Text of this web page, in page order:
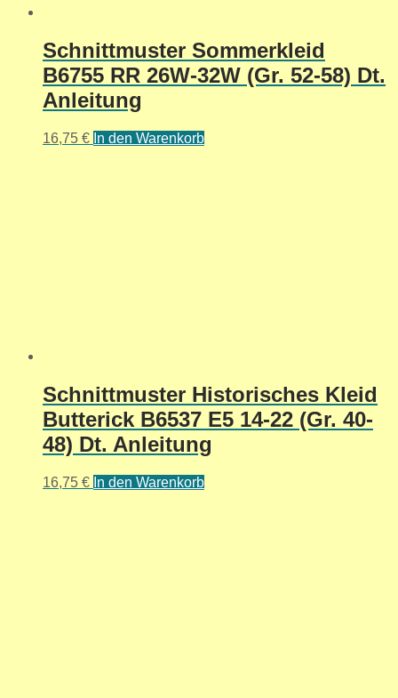
Schnittmuster Sommerkleid
B6755 RR 26W-32W (Gr. 52-58) Dt.
Anleitung
16,75 € In den Warenkorb
Schnittmuster Historisches Kleid
Butterick B6537 E5 14-22 (Gr. 40-
48) Dt. Anleitung
16,75 € In den Warenkorb